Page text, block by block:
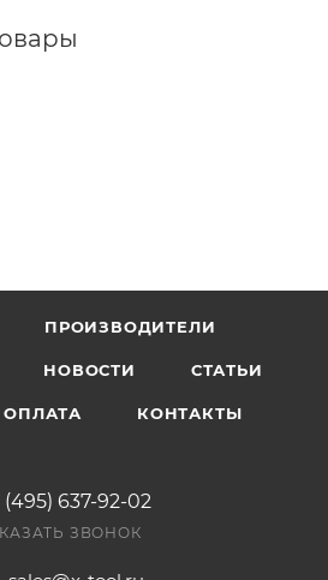
ПРОИЗВОДИТЕЛИ
НОВОСТИ СТАТЬИ
КОНТАКТЫ
(495) 637-92-02
ЗВОНОК